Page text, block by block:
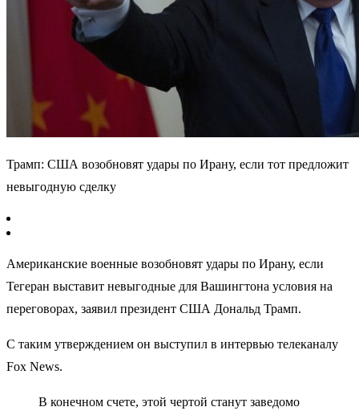
Трамп: США возобновят удары по Ирану, если тот предложит
невыгодную сделку
Американские военные возобновят удары по Ирану, если
Тегеран выставит невыгодные для Вашингтона условия на
переговорах, заявил президент США Дональд Трамп.
С таким утверждением он выступил в интервью телеканалу
Fox News.
В конечном счете, этой чертой станут заведомо